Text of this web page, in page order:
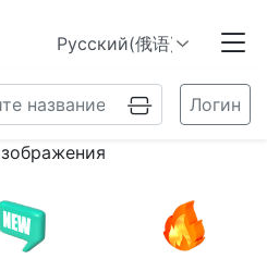
Логин